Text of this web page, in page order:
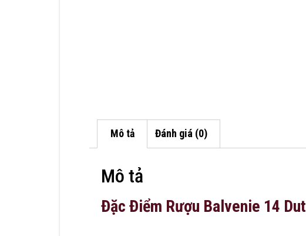
Mô tả Đánh giá (0)
Mô tả
Đặc Điểm Rượu Balvenie 14